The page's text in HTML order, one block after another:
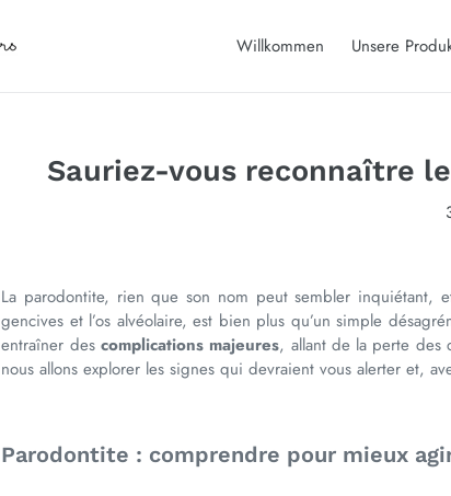
Willkommen Unsere
Sauriez-vous reconnaître
La parodontite, rien que son nom peut sembler inquiétant,
gencives et l’os alvéolaire, est bien plus qu’un simple
entraîner des complications majeures, allant de la perte des
nous allons explorer les signes qui devraient vous alerter et,
Parodontite : comprendre pour mieux